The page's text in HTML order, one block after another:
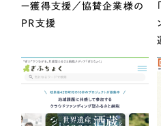
ー獲得支援／協賛企業様の
PR支援